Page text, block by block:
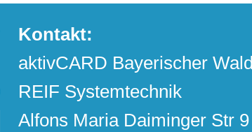
Kontakt:
aktivCARD Bayerischer Wald
REIF Systemtechnik
Alfons Maria Daiminger Str 9